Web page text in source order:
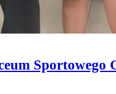
Sportowego